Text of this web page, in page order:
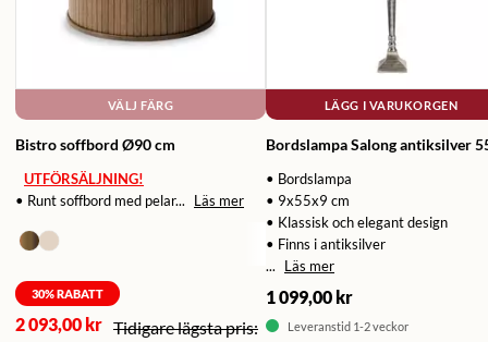
VÄLJ FÄRG
Bistro soffbord Ø90 cm
UTFÖRSÄLJNING!
• Runt soffbord med pelar...
Läs mer
30% RABATT
2 093,00 kr
LÄGG I VARUKORGEN
Bordslampa Salong antiksilver
• Bordslampa
• 9x55x9 cm
• Klassisk och elegant design
• Finns i antiksilver
...
Läs mer
1 099,00 kr
Leveranstid 1-2 veckor